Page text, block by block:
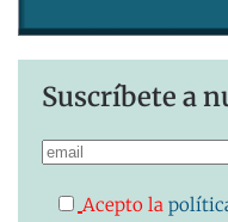
Suscríbete a
Acepto la